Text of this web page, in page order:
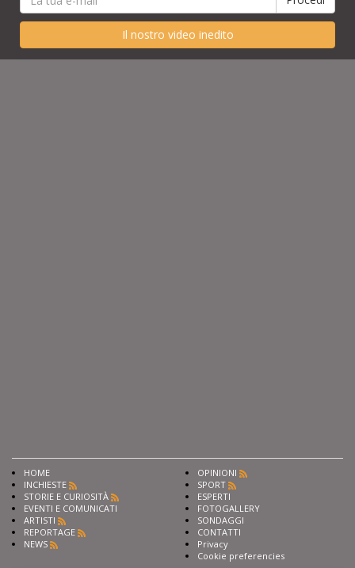
Il nostro video inedito
HOME
INCHIESTE
STORIE E CURIOSITÀ
EVENTI E COMUNICATI
ARTISTI
REPORTAGE
NEWS
OPINIONI
SPORT
ESPERTI
FOTOGALLERY
SONDAGGI
CONTATTI
Privacy
Cookie preferencies